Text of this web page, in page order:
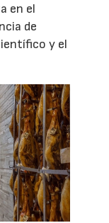
en el
de
y el